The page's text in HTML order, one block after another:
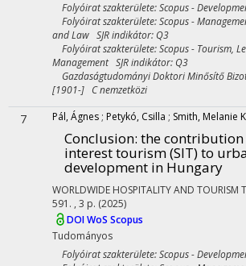
Folyóirat szakterülete: Scopus -
Folyóirat szakterülete: Scopus -
and Law SJR indikátor: Q3
Folyóirat szakterülete: Scopus - Tourism,
Management SJR indikátor: Q3
Gazdaságtudományi Doktori Minősítő
[1901-] C nemzetközi
7 Pál, Ágnes ; Petykó, Csilla ; Smith, Melanie
Conclusion: the
interest tourism (SIT) to
development in Hungary
WORLDWIDE HOSPITALITY AND TOURISM
591. , 3 p. (2025)
DOIWoS Scopus
Tudományos
Folyóirat szakterülete: Scopus -